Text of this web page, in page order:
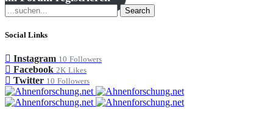
Search
Social Links
Instagram 10 Followers
Facebook 2K Likes
Twitter 10 Followers